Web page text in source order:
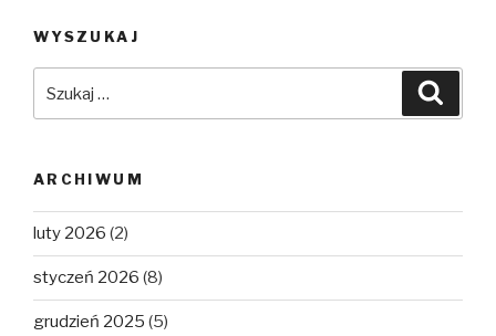
WYSZUKAJ
ARCHIWUM
luty 2026 (2)
styczeń 2026 (8)
grudzień 2025 (5)